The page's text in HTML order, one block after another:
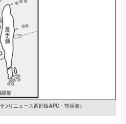
つりニュース西部版APC・鶴原修）